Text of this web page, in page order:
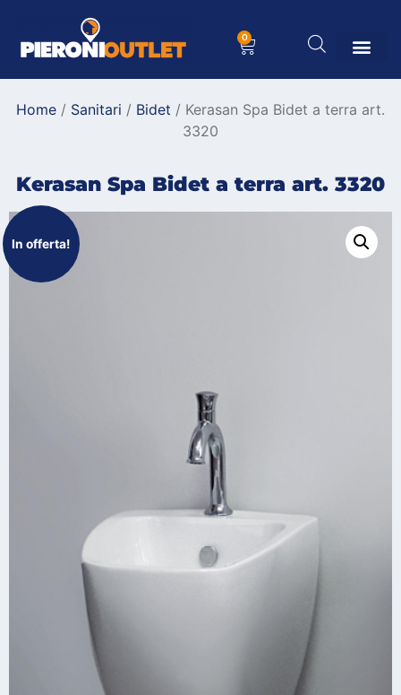
0
Home / Sanitari / Bidet / Kerasan Spa Bidet a terra art.
3320
Kerasan Spa Bidet a terra art. 3320
In offerta!